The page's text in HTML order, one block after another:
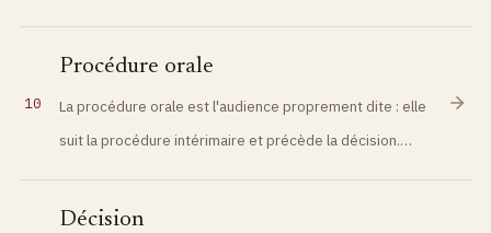
10
Procédure orale
La procédure orale est l'audience proprement dite : elle
suit la procédure intérimaire et précède la décision.…
Décision